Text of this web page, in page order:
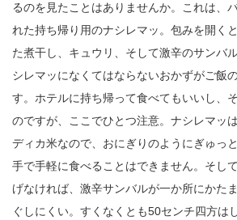
るのを見たことはありませんか。これは、
れた持ち帰り用のナシレマッ。包みを開く
た煮干し、キュウリ、そして激辛のサンバ
シレマッになくてはならないおかずがご飯
す。ホテルに持ち帰って食べてもいいし、
のですが、ここでひとつ注意。ナシレマッ
ディカ米なので、おにぎりのようにぎゅっ
手で手軽に食べることはできません。そし
げなければ、激辛サンバルが一か所にかた
ぐしにくい。すくなくとも50センチ四方は